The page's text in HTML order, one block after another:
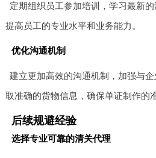
定期组织员工参加培训，学习最新
提高员工的专业水平和业务能力。
优化沟通机制
建立更加高效的沟通机制，加强与
取准确的货物信息，确保单证制作的
后续规避经验
选择专业可靠的清关代理